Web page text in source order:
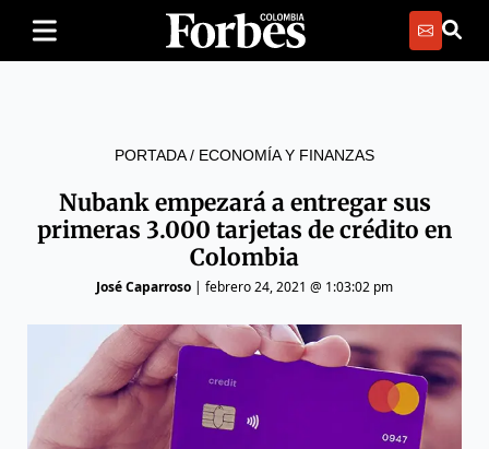
PORTADA/ ECONOMÍA Y FINANZAS
Nubank empezará a entregar sus
primeras 3.000 tarjetas de crédito en
Colombia
José Caparroso | febrero 24, 2021 @ 1:03:02 pm